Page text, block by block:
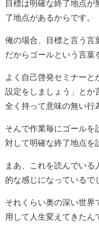
目標は明確な終了地点が
了地点があるからです。
俺の場合、目標と言う言
だからゴールという言葉
よく自己啓発セミナー
設定をしましょう」とか
全く持って意味の無い行
そんで作業毎にゴールを
対して明確な終了地点を
まあ、これを読んでいる
的な感じになっているで
それくらい奥の深い世界
用して人生変えてきたん